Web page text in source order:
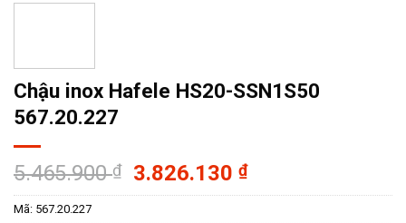
Chậu inox Hafele HS20-SSN1S50
567.20.227
5.465.900₫
Giá
gốc
3.826.130₫Giá
hiện
Mã: 567.20.227